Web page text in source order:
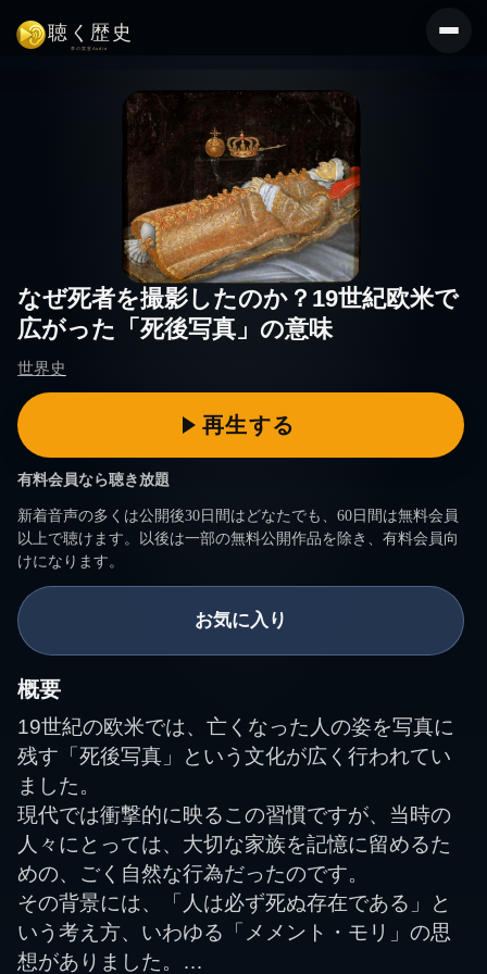
なぜ死者を撮影したのか？19世紀欧米で
広がった「死後写真」の意味
世界史
有料会員なら聴き放題
新着音声の多くは公開後30日間はどなたでも、60日間は無料会員
以上で聴けます。以後は一部の無料公開作品を除き、有料会員向
けになります。
お気に入り
概要
19世紀の欧米では、亡くなった人の姿を写真に
残す「死後写真」という文化が広く行われてい
ました。
現代では衝撃的に映るこの習慣ですが、当時の
人々にとっては、大切な家族を記憶に留めるた
めの、ごく自然な行為だったのです。
その背景には、「人は必ず死ぬ存在である」と
いう考え方、いわゆる「メメント・モリ」の思
想がありました。